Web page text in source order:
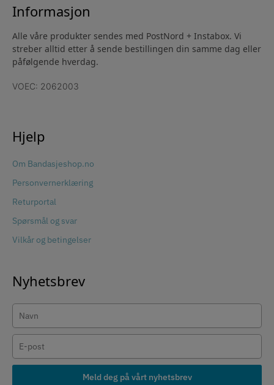
Informasjon
Alle våre produkter sendes med PostNord + Instabox. Vi
streber alltid etter å sende bestillingen din samme dag eller
påfølgende hverdag.
VOEC: 2062003
Hjelp
Om Bandasjeshop.no
Personvernerklæring
Returportal
Spørsmål og svar
Vilkår og betingelser
Nyhetsbrev
Meld deg på vårt nyhetsbrev